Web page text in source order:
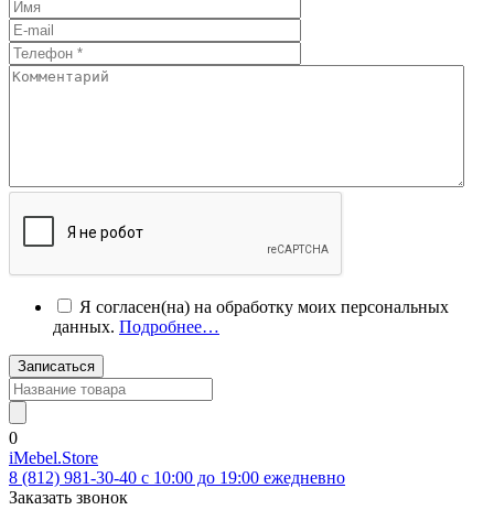
Я согласен(на) на обработку моих персональных
данных. Подробнее…
Записаться
0
iMebel.Store
8 (812) 981-30-40 c 10:00 до 19:00 ежедневно
Заказать звонок